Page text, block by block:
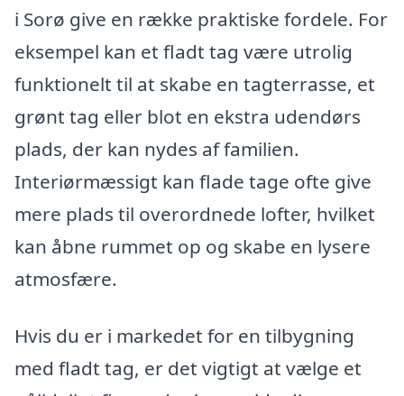
i Sorø give en række praktiske fordele. For
eksempel kan et fladt tag være utrolig
funktionelt til at skabe en tagterrasse, et
grønt tag eller blot en ekstra udendørs
plads, der kan nydes af familien.
Interiørmæssigt kan flade tage ofte give
mere plads til overordnede lofter, hvilket
kan åbne rummet op og skabe en lysere
atmosfære.
Hvis du er i markedet for en tilbygning
med fladt tag, er det vigtigt at vælge et